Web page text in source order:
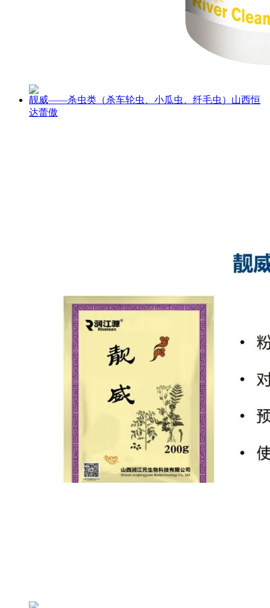
靓威——杀虫类（杀车轮虫、小瓜虫、纤毛虫）山西恒
达蕾傲